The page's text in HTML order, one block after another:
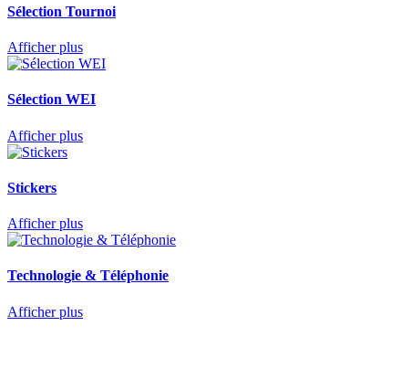
Sélection Tournoi
Afficher plus
Sélection WEI
Afficher plus
Stickers
Afficher plus
Technologie & Téléphonie
Afficher plus